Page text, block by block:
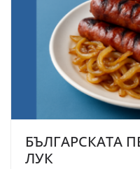
БЪЛГАРСКАТА
ЛУК